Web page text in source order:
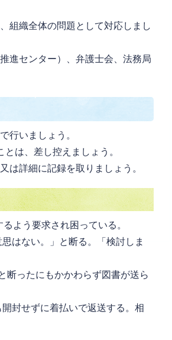
組織全体の問題として対応しまし
進センター）、弁護士会、法務局
行いましょう。
は、差し控えましょう。
は詳細に記録を取りましょう。
よう要求され困っている。
はない。」と断る。「検討しま
断ったにもかかわらず図書が送ら
封せずに着払いで返送する。相